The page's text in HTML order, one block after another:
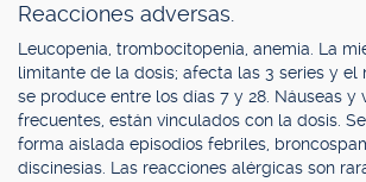
Reacciones adversas.
Leucopenia, trombocitopenia, anemia. La
limitante de la dosis; afecta las 3 series y el
se produce entre los días 7 y 28. Náuseas y
frecuentes, están vinculados con la dosis.
forma aislada episodios febriles,
discinesias. Las reacciones alérgicas son